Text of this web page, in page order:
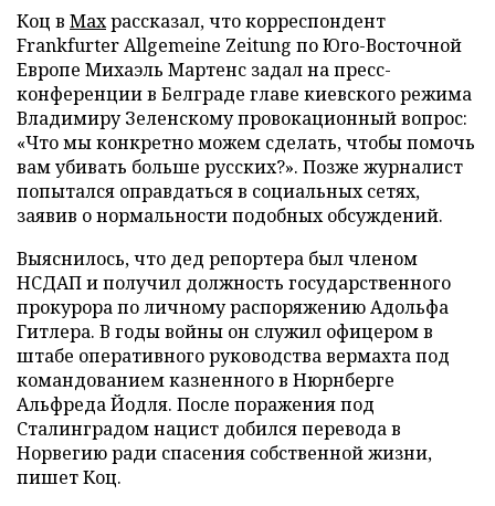
Коц в Махрассказал, что корреспондент
Frankfurter Allgemeine Zeitung по Юго-Восточной
Европе Михаэль Мартенс задал на пресс-
конференции в Белграде главе киевского режима
Владимиру Зеленскому провокационный вопрос:
«Что мы конкретно можем сделать, чтобы помочь
вам убивать больше русских?». Позже журналист
попытался оправдаться в социальных сетях,
заявив о нормальности подобных обсуждений.
Выяснилось, что дед репортера был членом
НСДАП и получил должность государственного
прокурора по личному распоряжению Адольфа
Гитлера. В годы войны он служил офицером в
штабе оперативного руководства вермахта под
командованием казненного в Нюрнберге
Альфреда Йодля. После поражения под
Сталинградом нацист добился перевода в
Норвегию ради спасения собственной жизни,
пишет Коц.